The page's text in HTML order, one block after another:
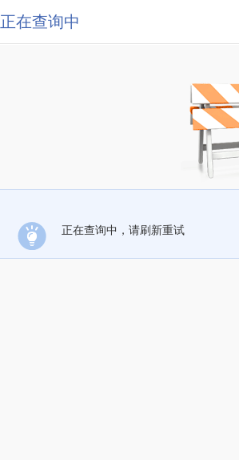
正在查询中
正在查询中，请刷新重试